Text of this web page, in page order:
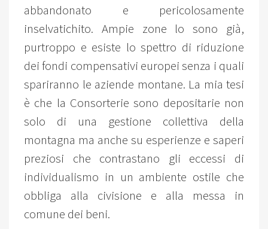
abbandonato e pericolosamente
inselvatichito. Ampie zone lo sono già,
purtroppo e esiste lo spettro di riduzione
dei fondi compensativi europei senza i quali
spariranno le aziende montane. La mia tesi
è che la Consorterie sono depositarie non
solo di una gestione collettiva della
montagna ma anche su esperienze e saperi
preziosi che contrastano gli eccessi di
individualismo in un ambiente ostile che
obbliga alla civisione e alla messa in
comune dei beni.